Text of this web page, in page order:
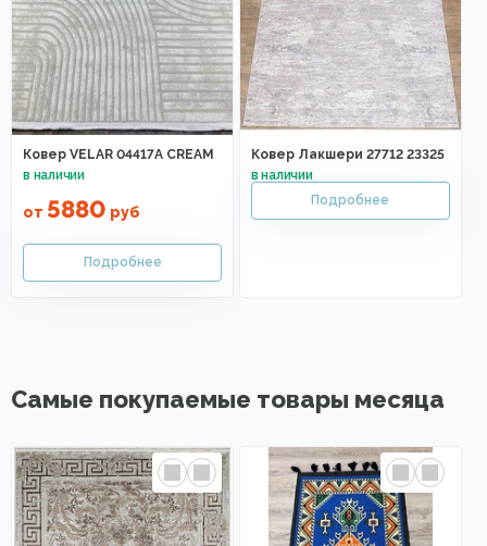
Ковер VELAR 04417A CREAM
от 5880 руб
Ковер Лакшери 27712 23325
Самые покупаемые товары месяца